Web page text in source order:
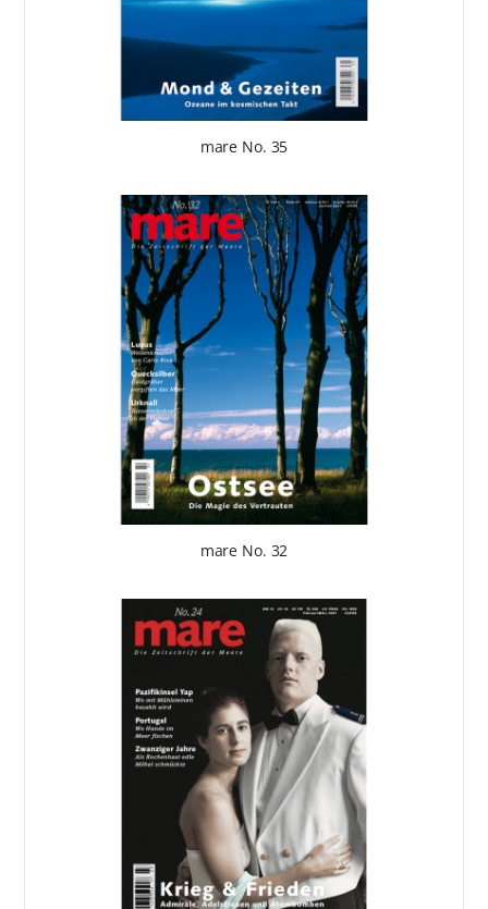
mare No. 35
mare No. 32